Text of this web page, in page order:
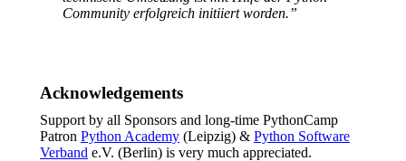
Community erfolgreich initiiert worden.”
Acknowledgements
Support by all Sponsors and long-time PythonCamp
Patron Python Academy (Leipzig) & Python Software
Verband e.V. (Berlin) is very much appreciated.